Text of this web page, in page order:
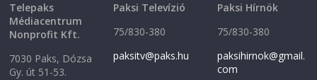
Telepaks
Médiacentrum
Nonprofit Kft.
7030 Paks, Dózsa
Gy. út 51-53.
Paksi Televízió
75/830-380
paksitv@paks.hu
Paksi Hírnök
75/830-380
paksihirnok@gmail.
com